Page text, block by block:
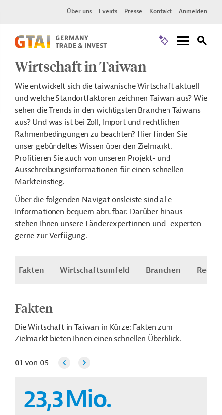
Über uns Events Presse Kontakt Anmelden
Wirtschaft in Taiwan
Wie entwickelt sich die taiwanische Wirtschaft aktuell
und welche Standortfaktoren zeichnen Taiwan aus? Wie
sehen die Trends in den wichtigsten Branchen Taiwans
aus? Und was ist bei Zoll, Import und rechtlichen
Rahmenbedingungen zu beachten? Hier finden Sie
unser gebündeltes Wissen über den Zielmarkt.
Profitieren Sie auch von unseren Projekt- und
Ausschreibungsinformationen für einen schnellen
Markteinstieg.
Über die folgenden Navigationsleiste sind alle
Informationen bequem abrufbar. Darüber hinaus
stehen Ihnen unsere Länderexpertinnen und -experten
gerne zur Verfügung.
Fakten Wirtschaftsumfeld Branchen Recht
Fakten
Die Wirtschaft in Taiwan in Kürze: Fakten zum
Zielmarkt bieten Ihnen einen schnellen Überblick.
01 von 05
23,3Mio.